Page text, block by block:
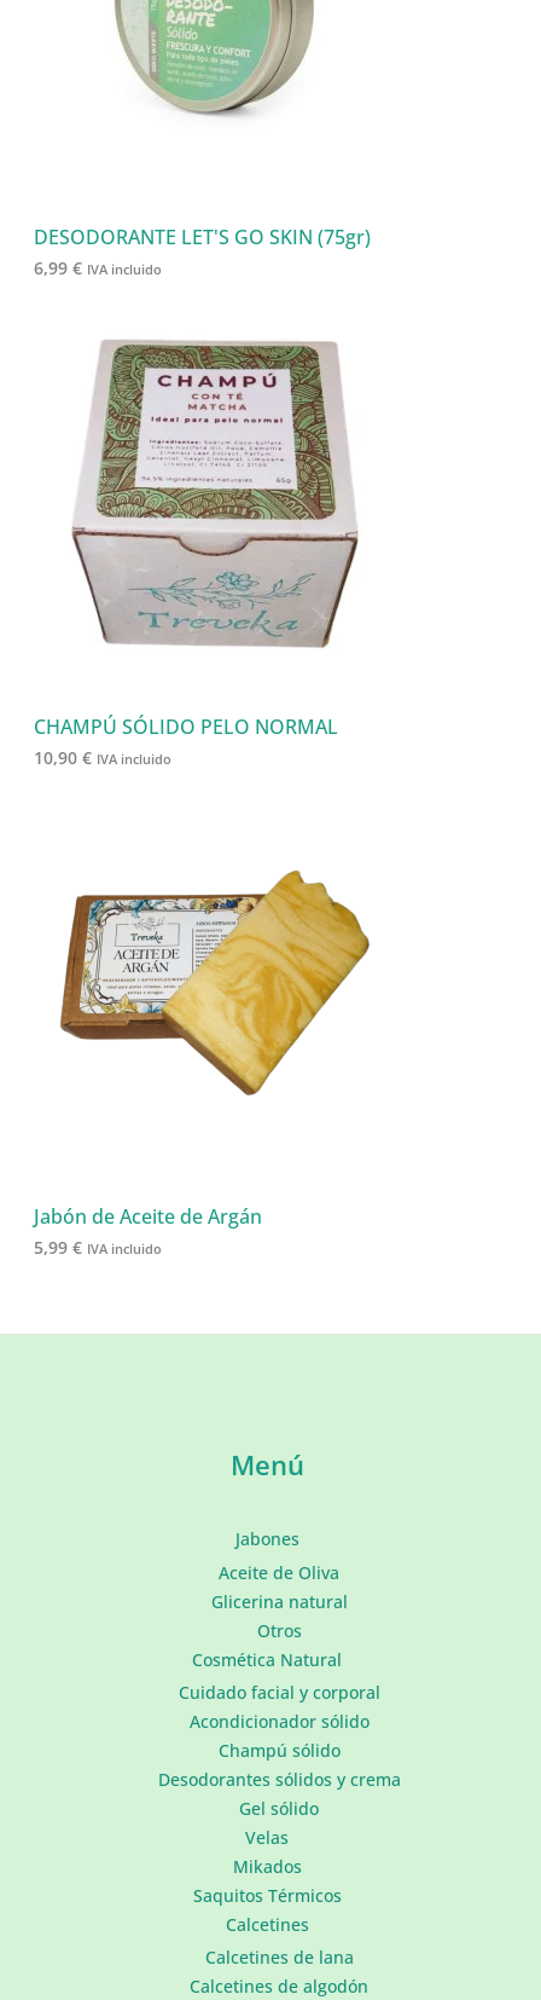
u
c
t
DESODORANTE LET'S GO SKIN (75gr)
6,99 € IVA incluido
CHAMPÚ SÓLIDO PELO NORMAL
10,90 € IVA incluido
Jabón de Aceite de Argán
5,99 € IVA incluido
Menú
Jabones
Aceite de Oliva
Glicerina natural
Otros
Cosmética Natural
Cuidado facial y corporal
Acondicionador sólido
Champú sólido
Desodorantes sólidos y crema
Gel sólido
Velas
Mikados
Saquitos Térmicos
Calcetines
Calcetines de lana
Calcetines de algodón